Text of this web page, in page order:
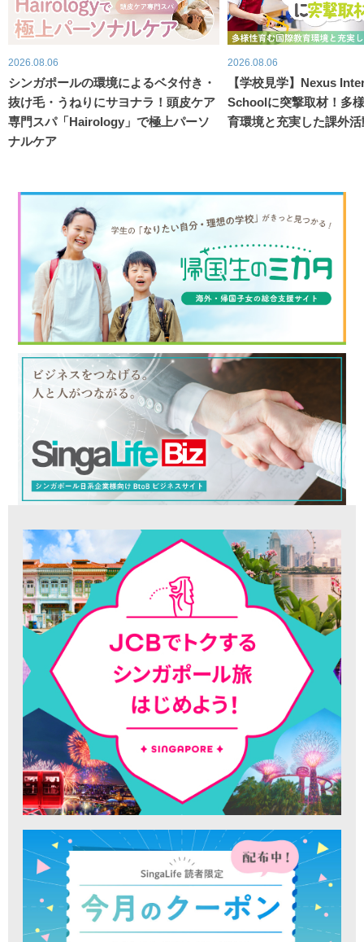
2026.08.06
シンガポールの環境によるベタ付き・
抜け毛・うねりにサヨナラ！頭皮ケア
専門スパ「Hairology」で極上パーソ
ナルケア
2026.08.06
【学校見学】Nexus
Schoolに突撃取材！多
育環境と充実した課外